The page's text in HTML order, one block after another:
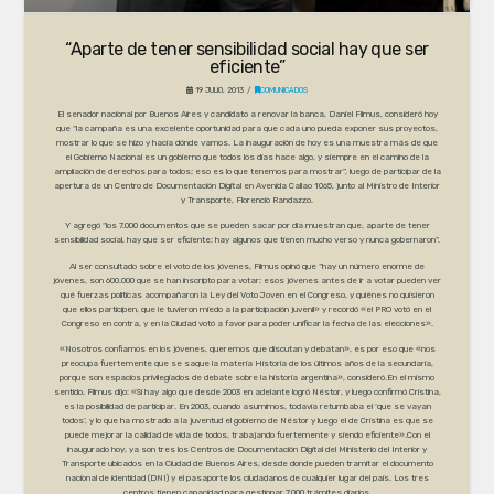
“Aparte de tener sensibilidad social hay que ser
eficiente”
19 JULIO, 2013 COMUNICADOS
El senador nacional por Buenos Aires y candidato a renovar la banca, Daniel Filmus, consideró hoy
que “la campaña es una excelente oportunidad para que cada uno pueda exponer sus proyectos,
mostrar lo que se hizo y hacia dónde vamos. La inauguración de hoy es una muestra más de que
el Gobierno Nacional es un gobierno que todos los días hace algo, y siempre en el camino de la
ampliación de derechos para todos; eso es lo que tenemos para mostrar”, luego de participar de la
apertura de un Centro de Documentación Digital en Avenida Callao 1065, junto al Ministro de Interior
y Transporte, Florencio Randazzo.
Y agregó “los 7.000 documentos que se pueden sacar por día muestran que, aparte de tener
sensibilidad social, hay que ser eficiente; hay algunos que tienen mucho verso y nunca gobernaron”.
Al ser consultado sobre el voto de los jóvenes, Filmus opinó que “hay un número enorme de
jóvenes, son 600.000 que se han inscripto para votar; esos jóvenes antes de ir a votar pueden ver
qué fuerzas políticas acompañaron la Ley del Voto Joven en el Congreso, y quiénes no quisieron
que ellos participen, que le tuvieron miedo a la participación juvenil» y recordó «el PRO votó en el
Congreso en contra, y en la Ciudad votó a favor para poder unificar la fecha de las elecciones».
«Nosotros confiamos en los jóvenes, queremos que discutan y debatan», es por eso que «nos
preocupa fuertemente que se saque la materia Historia de los últimos años de la secundaria,
porque son espacios privilegiados de debate sobre la historia argentina», consideró.En el mismo
sentido, Filmus dijo: «Si hay algo que desde 2003 en adelante logró Néstor, y luego confirmó Cristina,
es la posibilidad de participar. En 2003, cuando asumimos, todavía retumbaba el ‘que se vayan
todos’, y lo que ha mostrado a la juventud el gobierno de Néstor y luego el de Cristina es que se
puede mejorar la calidad de vida de todos, trabajando fuertemente y siendo eficiente».Con el
inaugurado hoy, ya son tres los Centros de Documentación Digital del Ministerio del Interior y
Transporte ubicados en la Ciudad de Buenos Aires, desde donde pueden tramitar el documento
nacional de identidad (DNI) y el pasaporte los ciudadanos de cualquier lugar del país. Los tres